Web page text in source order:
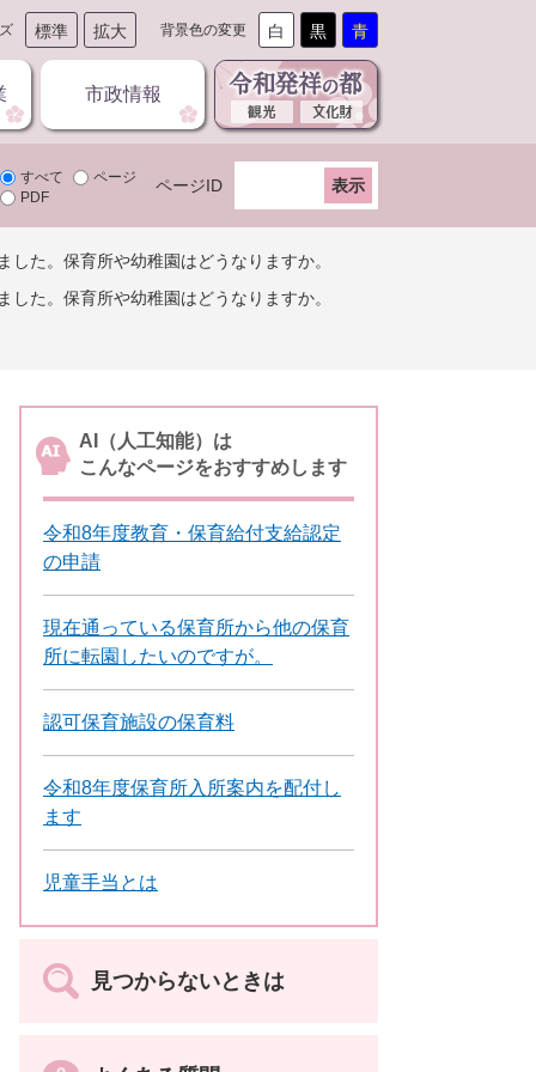
標準 拡大 背景色の変更 白 黒 青
市政情報
すべて
ページ
PDF
ページID
した。保育所や幼稚園はどうなりますか。
した。保育所や幼稚園はどうなりますか。
AI（人工知能）は
こんなページをおすすめします
令和8年度教育・保育給付支給認定
の申請
現在通っている保育所から他の保育
所に転園したいのですが。
認可保育施設の保育料
令和8年度保育所入所案内を配付し
ます
児童手当とは
見つからないときは